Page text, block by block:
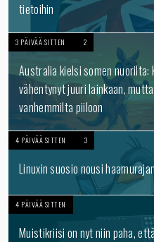
tietoihin
3 PÄIVÄÄ SITTEN 2
Australia kielsi somen nuorilta:
vähentynyt juuri lainkaan,
vanhemmilta piiloon
4 PÄIVÄÄ SITTEN 3
Linuxin suosio nousi
4 PÄIVÄÄ SITTEN
Muistikriisi on nyt niin paha,